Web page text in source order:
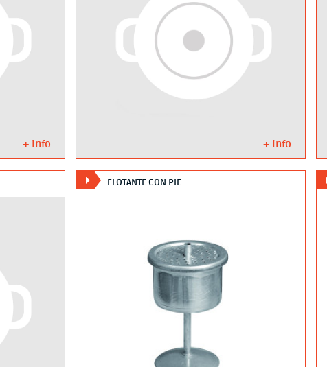
+ info + info
FLOTANTE CON PIE